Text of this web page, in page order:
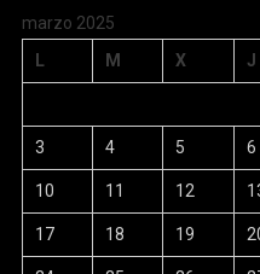
marzo 2025
L
M X J
3 4 5 6
10 11 12
17 18 19